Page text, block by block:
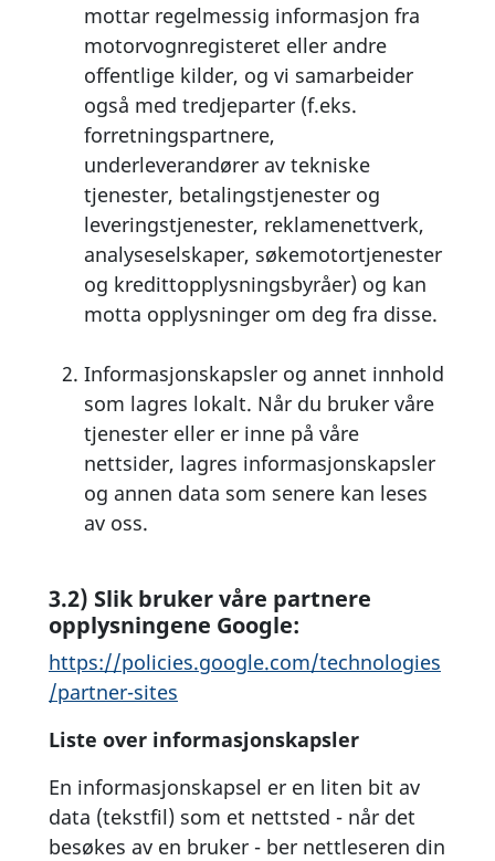
mottar regelmessig informasjon fra
motorvognregisteret eller andre
offentlige kilder, og vi samarbeider
også med tredjeparter (f.eks.
forretningspartnere,
underleverandører av tekniske
tjenester, betalingstjenester og
leveringstjenester, reklamenettverk,
analyseselskaper, søkemotortjenester
og kredittopplysningsbyråer) og kan
motta opplysninger om deg fra disse.
Informasjonskapsler og annet innhold
som lagres lokalt. Når du bruker våre
tjenester eller er inne på våre
nettsider, lagres informasjonskapsler
og annen data som senere kan leses
av oss.
3.2) Slik bruker våre partnere
opplysningene Google:
https://policies.google.com/technologies
/partner-sites
Liste over informasjonskapsler
En informasjonskapsel er en liten bit av
data (tekstfil) som et nettsted - når det
besøkes av en bruker - ber nettleseren din